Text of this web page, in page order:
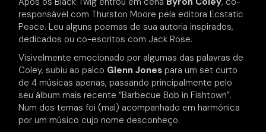
responsável com Thurston Moore pela editora Ecstatic
Peace. Leu alguns poemas de sua autoria inspirados,
dedicados ou co-escritos com Jack Rose.
Visivelmente emocionado por algumas das palavras de
Coley, subiu ao palco Glenn Jones para um set curto
de 4 músicas apenas, passando principalmente pelo
seu álbum mais recente “Barbecue Bob in Fishtown”.
Num dos temas foi (mal) acompanhado em harmónica
por um músico cujo nome desconheço.